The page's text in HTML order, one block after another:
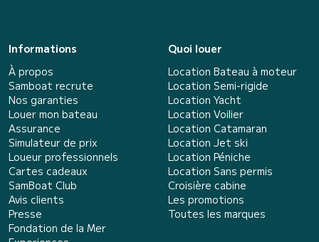
Informations
À propos
Samboat recrute
Nos garanties
Louer mon bateau
Assurance
Simulateur de prix
Loueur professionnels
Cartes cadeaux
SamBoat Club
Avis clients
Presse
Fondation de la Mer
Quoi louer
Location Bateau à moteur
Location Semi-rigide
Location Yacht
Location Voilier
Location Catamaran
Location Jet ski
Location Péniche
Location Sans permis
Croisière cabine
Les promotions
Toutes les marques